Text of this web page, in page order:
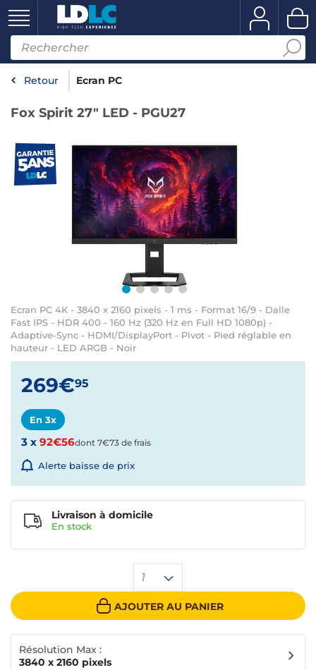
Retour Ecran PC
Fox Spirit 27" LED - PGU27
Ecran PC 4K - 3840 x 2160 pixels - 1 ms - Format 16/9 - Dalle
Fast IPS - HDR 400 - 160 Hz (320 Hz en Full HD 1080p) -
Adaptive-Sync - HDMI/DisplayPort - Pivot - Pied réglable en
hauteur - LED ARGB - Noir
269€95
En 3x
3 x 92€56dont 7€73 de frais
Alerte baisse de prix
1
AJOUTER AU PANIER
Livraison à domicile
En stock
Résolution Max :
3840 x 2160 pixels